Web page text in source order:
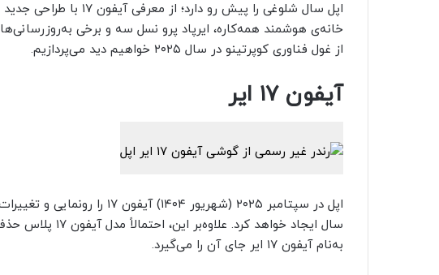
خانه‌ی هوشمند همه‌کاره، ایرپاد پرو نسل سه و برخی
از غول فناوری کوپرتینو در سال ۲۰۲۵ خواهیم دید می‌پردازیم.
آیفون‌ ۱۷ ایر
اپل در سپتامبر ۲۰۲۵ (شهریور
سال ایجاد خواهد
به‌نام آیفون ۱۷ ایر جای آن را می‌گیرد.